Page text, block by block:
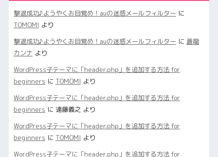
撃退成功♪ようやくお目覚め！auの迷惑メールフィルター に
TOMOMI より
撃退成功♪ようやくお目覚め！auの迷惑メールフィルター に 蒼龍
カンナ より
WordPress子テーマに「header.php」を追加する方法 for
beginners に TOMOMI より
WordPress子テーマに「header.php」を追加する方法 for
beginners に 遠藤義之 より
WordPress子テーマに「header.php」を追加する方法 for
beginners に TOMOMI より
WordPress子テーマに「header.php」を追加する方法 for